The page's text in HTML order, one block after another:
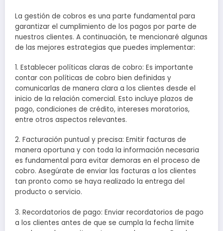
La gestión de cobros es una parte fundamental para
garantizar el cumplimiento de los pagos por parte de
nuestros clientes. A continuación, te mencionaré algunas
de las mejores estrategias que puedes implementar:
1. Establecer políticas claras de cobro: Es importante
contar con políticas de cobro bien definidas y
comunicarlas de manera clara a los clientes desde el
inicio de la relación comercial. Esto incluye plazos de
pago, condiciones de crédito, intereses moratorios,
entre otros aspectos relevantes.
2. Facturación puntual y precisa: Emitir facturas de
manera oportuna y con toda la información necesaria
es fundamental para evitar demoras en el proceso de
cobro. Asegúrate de enviar las facturas a los clientes
tan pronto como se haya realizado la entrega del
producto o servicio.
3. Recordatorios de pago: Enviar recordatorios de pago
a los clientes antes de que se cumpla la fecha límite